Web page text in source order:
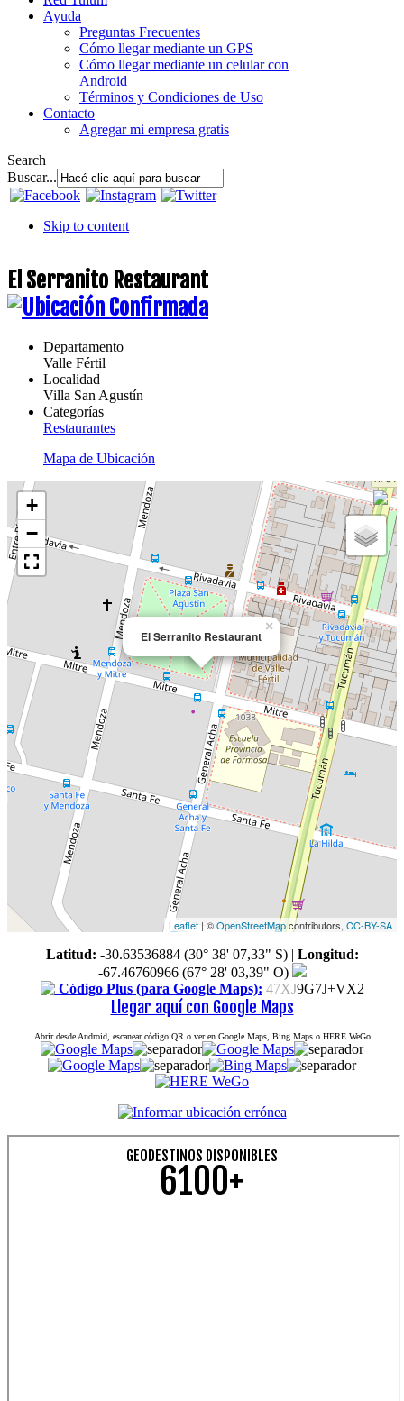
Ayuda
Preguntas Frecuentes
Cómo llegar mediante un GPS
Cómo llegar mediante un celular con
Android
Términos y Condiciones de Uso
Contacto
Agregar mi empresa gratis
Search
Buscar...
Skip to content
El Serranito Restaurant
Departamento
Valle Fértil
Localidad
Villa San Agustín
Categorías
Restaurantes
Mapa de Ubicación
El Serranito Restaurant
×
+
−
Leaflet | ©OpenStreetMapcontributors, CC-BY-SA
Latitud: -30.63536884 (30° 38' 07,33" S)| Longitud:
-67.46760966 (67° 28' 03,39" O)
Código Plus (para Google Maps): 47XJ9G7J+VX2
Llegar aquí con Google Maps
Abrir desde Android, escanear código QR o ver en Google Maps, Bing Maps o HERE WeGo
GEODESTINOS DISPONIBLES
6100+